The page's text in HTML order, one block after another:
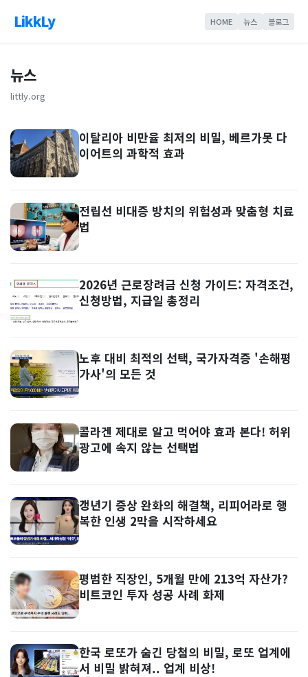
LikkLy HOME 뉴스 블로그
뉴스
littly.org
이탈리아 비만율 최저의 비밀, 베르가못 다
이어트의 과학적 효과
전립선 비대증 방치의 위험성과 맞춤형 치료
법
2026년 근로장려금 신청 가이드: 자격조건,
신청방법, 지급일 총정리
노후 대비 최적의 선택, 국가자격증 '손해평
가사'의 모든 것
콜라겐 제대로 알고 먹어야 효과 본다! 허위
광고에 속지 않는 선택법
갱년기 증상 완화의 해결책, 리피어라로 행
복한 인생 2막을 시작하세요
평범한 직장인, 5개월 만에 213억 자산가?
비트코인 투자 성공 사례 화제
한국 로또가 숨긴 당첨의 비밀, 로또 업계에
서 비밀 밝혀져.. 업계 비상!